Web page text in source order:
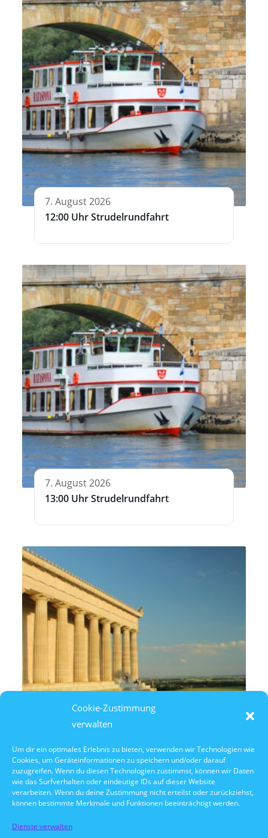
Cookie-Zustimmung
verwalten
Um dir ein optimales Erlebnis zu bieten, verwenden wir Technologien wie
Cookies, um Geräteinformationen zu speichern und/oder darauf
zuzugreifen. Wenn du diesen Technologien zustimmst, können wir Daten
wie das Surfverhalten oder eindeutige IDs auf dieser Website
verarbeiten. Wenn du deine Zustimmung nicht erteilst oder zurückziehst,
können bestimmte Merkmale und Funktionen beeinträchtigt werden.
Dienste verwalten
7. August 2026
12:00 Uhr Strudelrundfahrt
7. August 2026
13:00 Uhr Strudelrundfahrt
7. August 2026
14:30 Uhr Walhalla Schifffahrt